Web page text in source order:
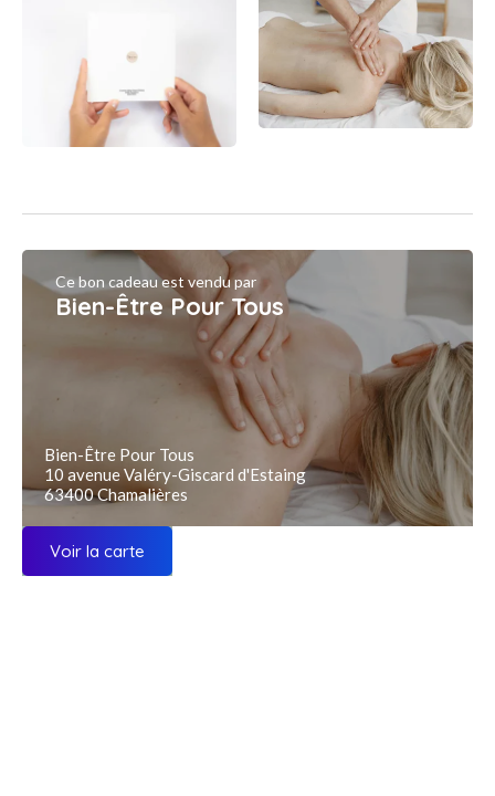
Ce bon cadeau est vendu par
Bien-Être Pour Tous
Bien-Être Pour Tous
10 avenue Valéry-Giscard d'Estaing
63400 Chamalières
Voir la carte